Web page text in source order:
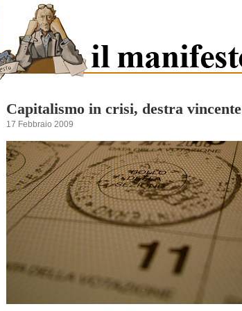
Capitalismo in crisi, destra vincente
17 Febbraio 2009